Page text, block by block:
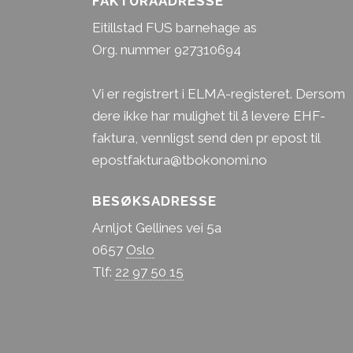
Eitillstad FUS barnehage as
Org. nummer 927310694
Vi er registrert i ELMA-registeret. Dersom
dere ikke har mulighet til å levere EHF-
faktura, vennligst send den pr epost til
epostfaktura@tbokonomi.no
BESØKSADRESSE
Arnljot Gellines vei 5a
0657 Oslo
Tlf: 22 97 50 15